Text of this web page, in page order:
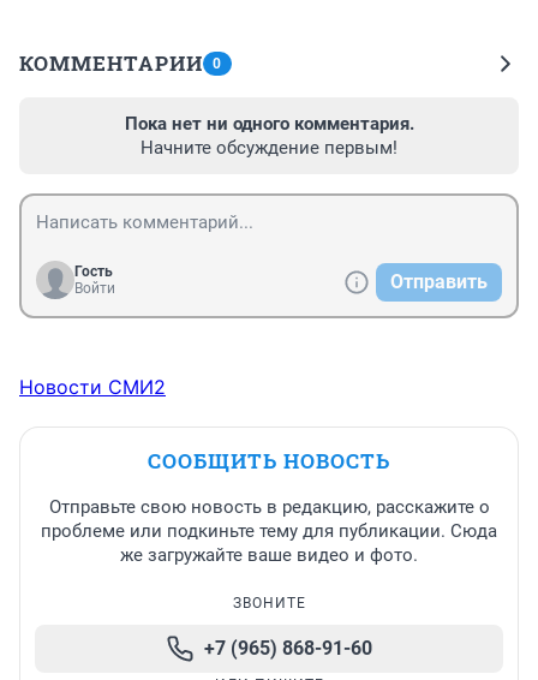
КОММЕНТАРИИ 0
Пока нет ни одного комментария.
Начните обсуждение первым!
Гость
Войти
Отправить
Новости СМИ2
СООБЩИТЬ НОВОСТЬ
Отправьте свою новость в редакцию, расскажите о
проблеме или подкиньте тему для публикации. Сюда
же загружайте ваше видео и фото.
ЗВОНИТЕ
+7 (965) 868-91-60